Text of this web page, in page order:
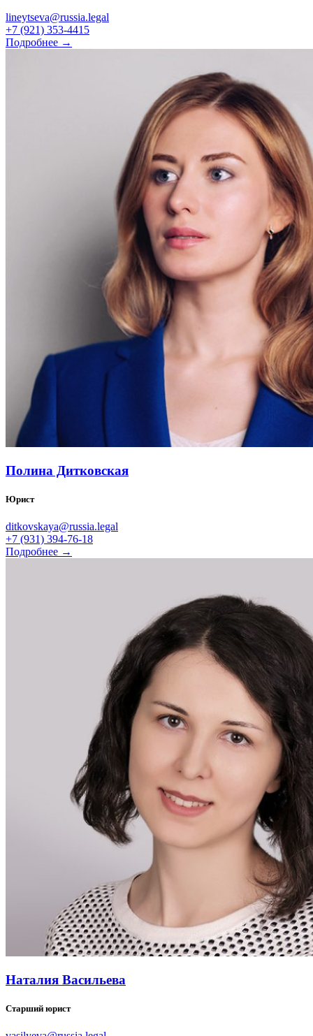
lineytseva@russia.legal
+7 (921) 353-4415
Подробнее →
Полина Дитковская
Юрист
ditkovskaya@russia.legal
+7 (931) 394-76-18
Подробнее →
Наталия Васильева
Старший юрист